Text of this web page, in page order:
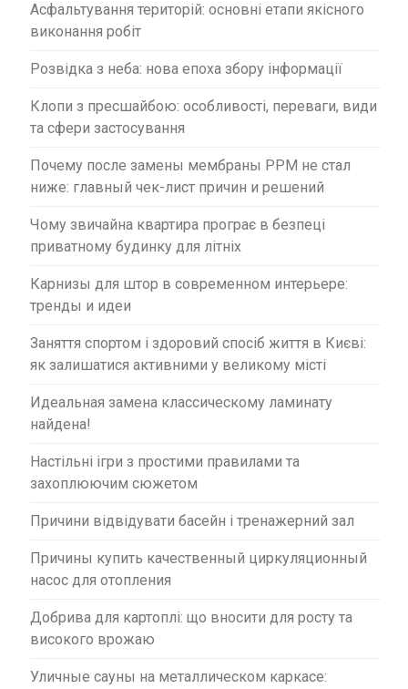
Асфальтування територій: основні етапи якісного
виконання робіт
Розвідка з неба: нова епоха збору інформації
Клопи з пресшайбою: особливості, переваги, види
та сфери застосування
Почему после замены мембраны PPM не стал
ниже: главный чек-лист причин и решений
Чому звичайна квартира програє в безпеці
приватному будинку для літніх
Карнизы для штор в современном интерьере:
тренды и идеи
Заняття спортом і здоровий спосіб життя в Києві:
як залишатися активними у великому місті
Идеальная замена классическому ламинату
найдена!
Настільні ігри з простими правилами та
захоплюючим сюжетом
Причини відвідувати басейн і тренажерний зал
Причины купить качественный циркуляционный
насос для отопления
Добрива для картоплі: що вносити для росту та
високого врожаю
Уличные сауны на металлическом каркасе: